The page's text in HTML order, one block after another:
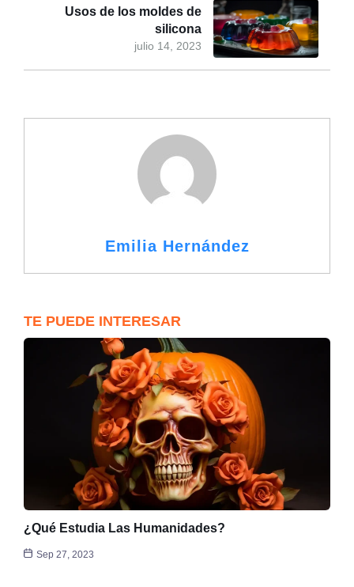
julio 14, 2023
Usos de los moldes de
silicona
Emilia Hernández
TE PUEDE INTERESAR
¿Qué Estudia Las Humanidades?
Sep 27, 2023